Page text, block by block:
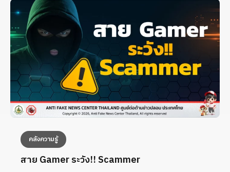
คลังความรู้
สาย Gamer ระวัง!! Scammer